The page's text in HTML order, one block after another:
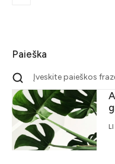
Paieška